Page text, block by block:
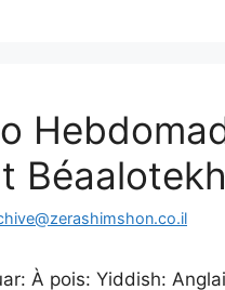
À pois: Yiddish: